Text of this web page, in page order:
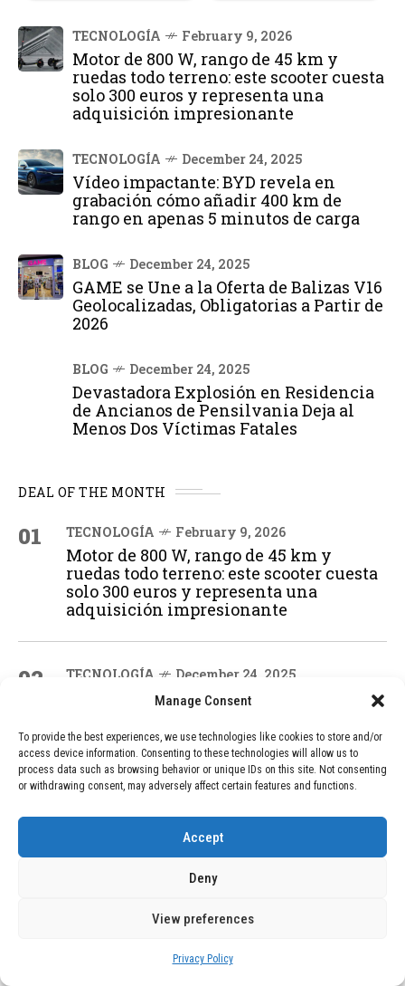
Manage Consent
To provide the best experiences, we use technologies like cookies to store and/or
access device information. Consenting to these technologies will allow us to
process data such as browsing behavior or unique IDs on this site. Not consenting
or withdrawing consent, may adversely affect certain features and functions.
Accept
Deny
View preferences
Privacy Policy
TECNOLOGÍA February 9, 2026
Motor de 800 W, rango de 45 km y
ruedas todo terreno: este scooter cuesta
solo 300 euros y representa una
adquisición impresionante
TECNOLOGÍA December 24, 2025
Vídeo impactante: BYD revela en
grabación cómo añadir 400 km de
rango en apenas 5 minutos de carga
BLOG December 24, 2025
GAME se Une a la Oferta de Balizas V16
Geolocalizadas, Obligatorias a Partir de
2026
BLOG December 24, 2025
Devastadora Explosión en Residencia
de Ancianos de Pensilvania Deja al
Menos Dos Víctimas Fatales
DEAL OF THE MONTH
01 TECNOLOGÍA February 9, 2026
Motor de 800 W, rango de 45 km y
ruedas todo terreno: este scooter cuesta
solo 300 euros y representa una
adquisición impresionante
02 TECNOLOGÍA December 24, 2025
Vídeo impactante: BYD revela en
grabación cómo añadir 400 km de rango
en apenas 5 minutos de carga
BLOG December 24, 2025
GAME se Une a la Oferta de Balizas V16
Geolocalizadas, Obligatorias a Partir de
2026
December 24, 2025
de Ancianos de Pensilvania Deja al